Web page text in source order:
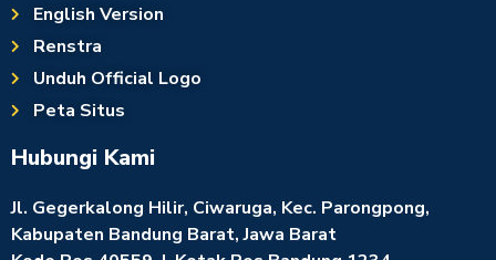
English Version
Renstra
Unduh Official Logo
Peta Situs
Hubungi Kami
Jl. Gegerkalong Hilir, Ciwaruga, Kec. Parongpong,
Kabupaten Bandung Barat, Jawa Barat